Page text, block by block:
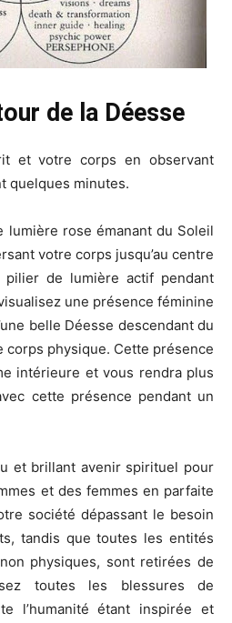
de la Déesse
et votre corps en observant
quelques minutes.
lumière rose émanant du Soleil
votre corps jusqu’au centre
de lumière actif pendant
une présence féminine
belle Déesse descendant du
corps physique. Cette présence
intérieure et vous rendra plus
cette présence pendant un
et brillant avenir spirituel pour
et des femmes en parfaite
société dépassant le besoin
tandis que toutes les entités
physiques, sont retirées de
toutes les blessures de
l’humanité étant inspirée et